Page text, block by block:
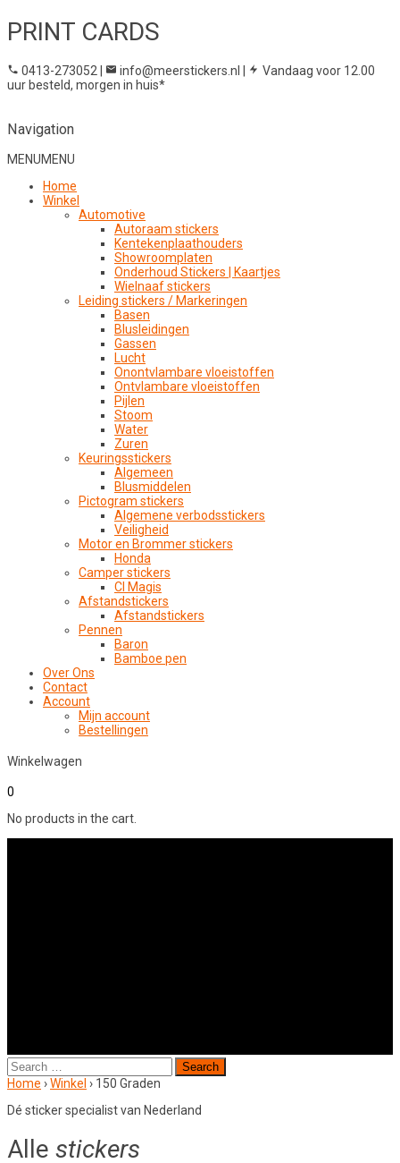
PRINT CARDS
0413-273052 | info@meerstickers.nl |
Vandaag voor 12.00
uur besteld, morgen in huis*
Navigation
MENUMENU
Home
Winkel
Automotive
Autoraam stickers
Kentekenplaathouders
Showroomplaten
Onderhoud Stickers | Kaartjes
Wielnaaf stickers
Leiding stickers / Markeringen
Basen
Blusleidingen
Gassen
Lucht
Onontvlambare vloeistoffen
Ontvlambare vloeistoffen
Pijlen
Stoom
Water
Zuren
Keuringsstickers
Algemeen
Blusmiddelen
Pictogram stickers
Algemene verbodsstickers
Veiligheid
Motor en Brommer stickers
Honda
Camper stickers
CI Magis
Afstandstickers
Afstandstickers
Pennen
Baron
Bamboe pen
Over Ons
Contact
Account
Mijn account
Bestellingen
Winkelwagen
0
No products in the cart.
Search
for:
Home ›Winkel › 150 Graden
Dé sticker specialist van Nederland
Alle stickers